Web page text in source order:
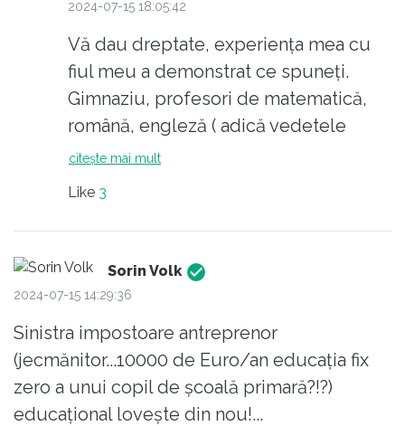
comentariu...
2024-07-15 18:05:42
Vă dau dreptate, experiența mea cu
fiul meu a demonstrat ce spuneți.
Gimnaziu, profesori de matematică,
română, engleză ( adică vedetele
zilelor noastre) în regulă; nu erau ei
la cap copilul să lucreze ce îi cereau.
Și periodic să mai ridic standardele
pentru că nu era o clasă prea bună și
toate astea, începând din a 5-a
majoritatea celor ai căror părinți aveau
bani să plătească au mers la meditație
citește mai mult
Like 3
Sorin Volk
2024-07-15 14:29:36
Sinistra impostoare antreprenor
(jecmănitor...10000 de Euro/an educația fix
zero a unui copil de școală primară?!?)
educațional lovește din nou!...